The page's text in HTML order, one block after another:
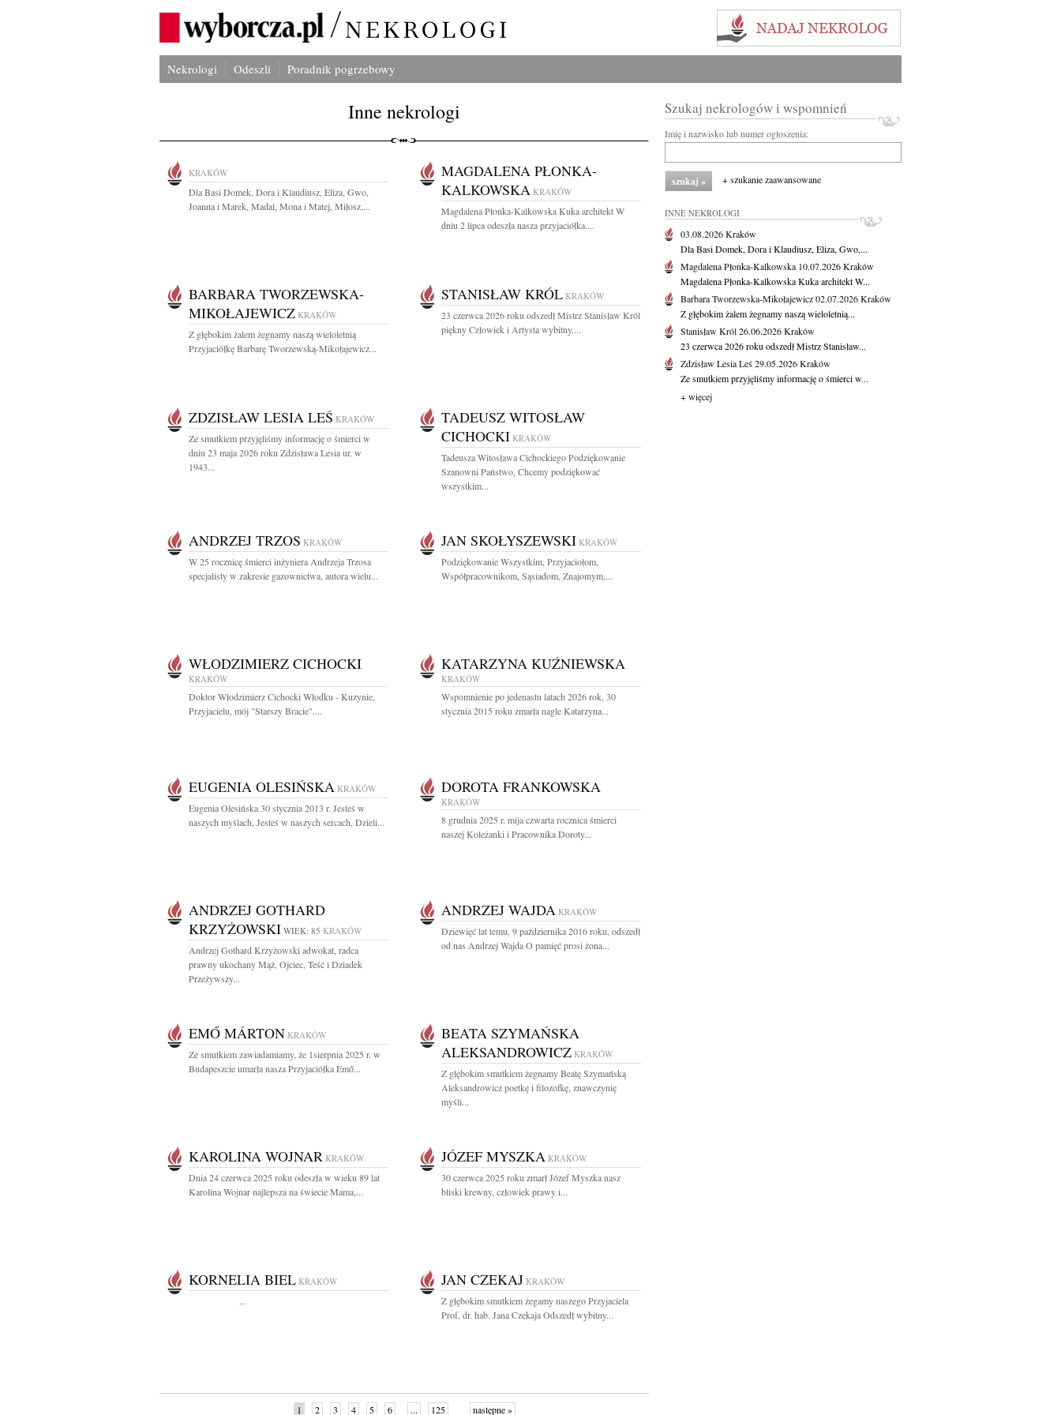
Nekrologi Odeszli Poradnik pogrzebowy
Inne nekrologi
KRAKÓW
Dla Basi Domek, Dora i Klaudiusz, Eliza, Gwo,
Joanna i Marek, Madal, Mona i Matej, Miłosz,...
MAGDALENA PŁONKA-
KALKOWSKA KRAKÓW
Magdalena Płonka-Kalkowska Kuka architekt W
dniu 2 lipca odeszła nasza przyjaciółka....
BARBARA TWORZEWSKA-
MIKOŁAJEWICZ KRAKÓW
Z głębokim żalem żegnamy naszą wieloletnią
Przyjaciółkę Barbarę Tworzewską-Mikołajewicz...
STANISŁAW KRÓL KRAKÓW
23 czerwca 2026 roku odszedł Mistrz Stanisław Król
piękny Człowiek i Artysta wybitny....
ZDZISŁAW LESIA LEŚ KRAKÓW
Ze smutkiem przyjęliśmy informację o śmierci w
dniu 23 maja 2026 roku Zdzisława Lesia ur. w
1943...
TADEUSZ WITOSŁAW
CICHOCKI KRAKÓW
Tadeusza Witosława Cichockiego Podziękowanie
Szanowni Państwo, Chcemy podziękować
wszystkim...
ANDRZEJ TRZOS KRAKÓW
W 25 rocznicę śmierci inżyniera Andrzeja Trzosa
specjalisty w zakresie gazownictwa, autora wielu...
JAN SKOŁYSZEWSKI KRAKÓW
Podziękowanie Wszystkim, Przyjaciołom,
Współpracownikom, Sąsiadom, Znajomym,...
WŁODZIMIERZ CICHOCKI
KRAKÓW
Doktor Włodzimierz Cichocki Włodku - Kuzynie,
Przyjacielu, mój "Starszy Bracie"....
KATARZYNA KUŹNIEWSKA
KRAKÓW
Wspomnienie po jedenastu latach 2026 rok, 30
stycznia 2015 roku zmarła nagle Katarzyna...
EUGENIA OLESIŃSKA KRAKÓW
Eugenia Olesińska 30 stycznia 2013 r. Jesteś w
naszych myślach, Jesteś w naszych sercach, Dzieli...
DOROTA FRANKOWSKA
KRAKÓW
8 grudnia 2025 r. mija czwarta rocznica śmierci
naszej Koleżanki i Pracownika Doroty...
ANDRZEJ GOTHARD
KRZYŻOWSKI WIEK: 85 KRAKÓW
Andrzej Gothard Krzyżowski adwokat, radca
prawny ukochany Mąż, Ojciec, Teść i Dziadek
Przeżywszy...
ANDRZEJ WAJDA KRAKÓW
Dziewięć lat temu, 9 października 2016 roku, odszedł
od nas Andrzej Wajda O pamięć prosi żona...
EMŐ MÁRTON KRAKÓW
Ze smutkiem zawiadamiamy, że 1sierpnia 2025 r. w
Budapeszcie umarła nasza Przyjaciółka Emő...
BEATA SZYMAŃSKA
ALEKSANDROWICZ KRAKÓW
Z głębokim smutkiem żegnamy Beatę Szymańską
Aleksandrowicz poetkę i filozofkę, znawczynię
myśli...
KAROLINA WOJNAR KRAKÓW
Dnia 24 czerwca 2025 roku odeszła w wieku 89 lat
Karolina Wojnar najlepsza na świecie Mama,...
JÓZEF MYSZKA KRAKÓW
30 czerwca 2025 roku zmarł Józef Myszka nasz
bliski krewny, człowiek prawy i...
KORNELIA BIEL KRAKÓW
...
JAN CZEKAJ KRAKÓW
Z głębokim smutkiem żegamy naszego Przyjaciela
Prof. dr. hab. Jana Czekaja Odszedł wybitny...
1 2 3 4 5 6 ... 125 następne »
Szukaj nekrologów i wspomnień
Imię i nazwisko lub numer ogłoszenia:
+ szukanie zaawansowane
INNE NEKROLOGI
03.08.2026Kraków
Dla Basi Domek, Dora i Klaudiusz, Eliza, Gwo,...
Magdalena Płonka-Kalkowska 10.07.2026Kraków
Magdalena Płonka-Kalkowska Kuka architekt W...
Barbara Tworzewska-Mikołajewicz02.07.2026Kraków
Z głębokim żalem żegnamy naszą wieloletnią...
Stanisław Król26.06.2026Kraków
23 czerwca 2026 roku odszedł Mistrz Stanisław...
Zdzisław Lesia Leś29.05.2026Kraków
Ze smutkiem przyjęliśmy informację o śmierci w...
+ więcej